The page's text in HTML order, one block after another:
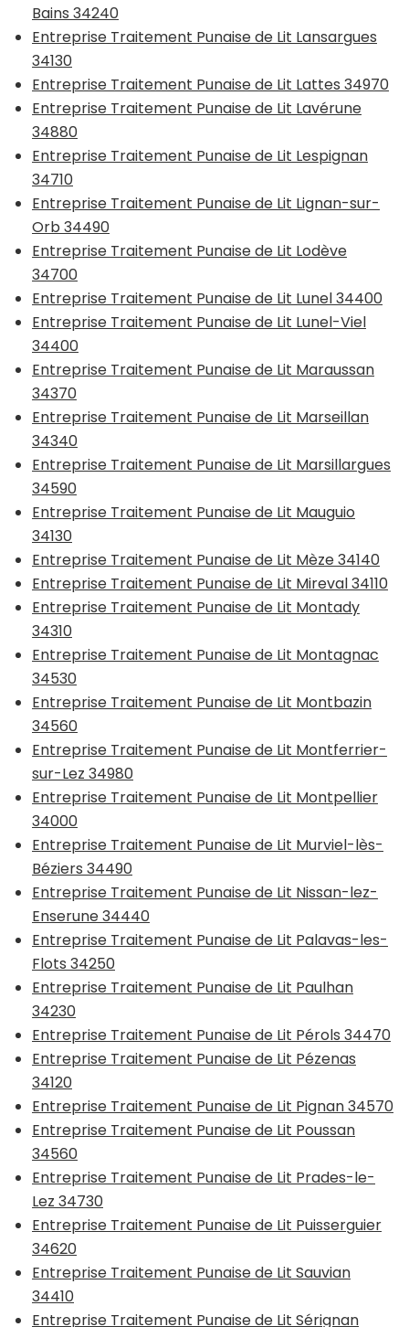
Bains 34240
Entreprise Traitement Punaise de Lit Lansargues
34130
Entreprise Traitement Punaise de Lit Lattes 34970
Entreprise Traitement Punaise de Lit Lavérune
34880
Entreprise Traitement Punaise de Lit Lespignan
34710
Entreprise Traitement Punaise de Lit Lignan-sur-
Orb 34490
Entreprise Traitement Punaise de Lit Lodève
34700
Entreprise Traitement Punaise de Lit Lunel 34400
Entreprise Traitement Punaise de Lit Lunel-Viel
34400
Entreprise Traitement Punaise de Lit Maraussan
34370
Entreprise Traitement Punaise de Lit Marseillan
34340
Entreprise Traitement Punaise de Lit Marsillargues
34590
Entreprise Traitement Punaise de Lit Mauguio
34130
Entreprise Traitement Punaise de Lit Mèze 34140
Entreprise Traitement Punaise de Lit Mireval 34110
Entreprise Traitement Punaise de Lit Montady
34310
Entreprise Traitement Punaise de Lit Montagnac
34530
Entreprise Traitement Punaise de Lit Montbazin
34560
Entreprise Traitement Punaise de Lit Montferrier-
sur-Lez 34980
Entreprise Traitement Punaise de Lit Montpellier
34000
Entreprise Traitement Punaise de Lit Murviel-lès-
Béziers 34490
Entreprise Traitement Punaise de Lit Nissan-lez-
Enserune 34440
Entreprise Traitement Punaise de Lit Palavas-les-
Flots 34250
Entreprise Traitement Punaise de Lit Paulhan
34230
Entreprise Traitement Punaise de Lit Pérols 34470
Entreprise Traitement Punaise de Lit Pézenas
34120
Entreprise Traitement Punaise de Lit Pignan 34570
Entreprise Traitement Punaise de Lit Poussan
34560
Entreprise Traitement Punaise de Lit Prades-le-
Lez 34730
Entreprise Traitement Punaise de Lit Puisserguier
34620
Entreprise Traitement Punaise de Lit Sauvian
34410
Entreprise Traitement Punaise de Lit Sérignan